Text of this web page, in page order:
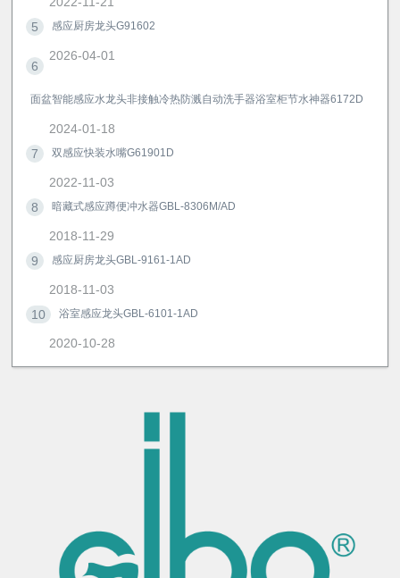
5
感应厨房龙头G91602
2026-04-01
6
面盆智能感应水龙头非接触冷热防溅自动洗手器浴室柜节水神器6172D
2024-01-18
7
双感应快装水嘴G61901D
2022-11-03
8
暗藏式感应蹲便冲水器GBL-8306M/AD
2018-11-29
9
感应厨房龙头GBL-9161-1AD
2018-11-03
10
浴室感应龙头GBL-6101-1AD
2020-10-28